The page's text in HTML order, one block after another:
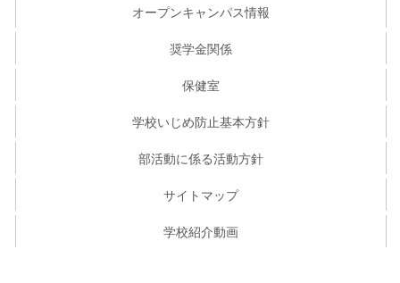
オープンキャンパス情報
奨学金関係
保健室
学校いじめ防止基本方針
部活動に係る活動方針
サイトマップ
学校紹介動画